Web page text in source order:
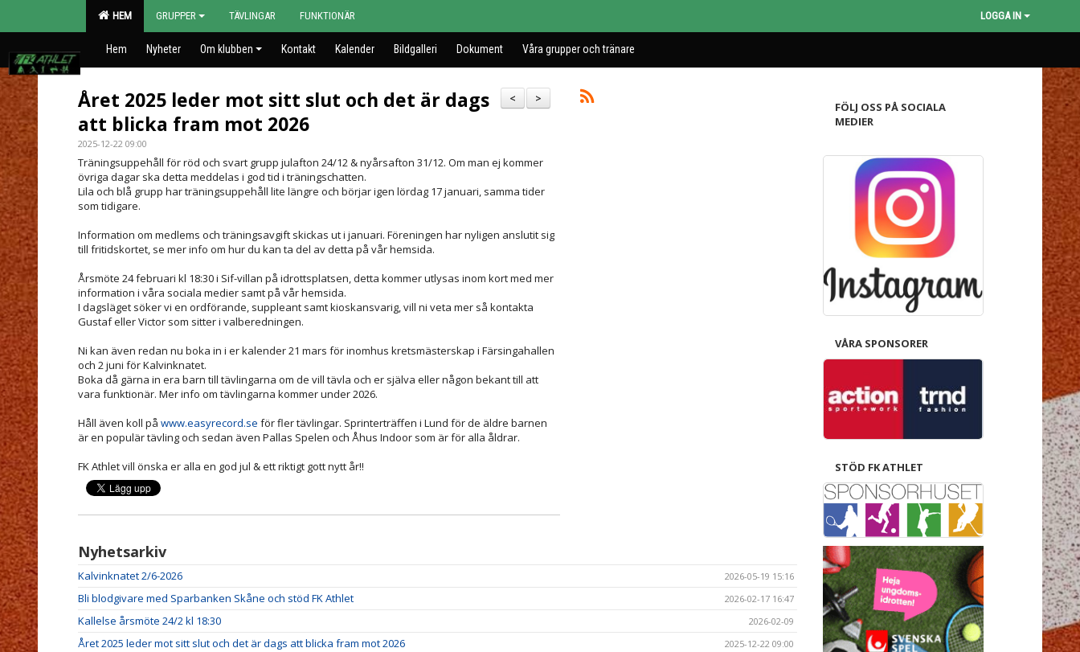
HEM GRUPPER TÄVLINGAR FUNKTIONÄR LOGGA IN
Hem Nyheter Om klubben Kontakt Kalender Bildgalleri Dokument Våra grupper och tränare
>
<
Året 2025 leder mot sitt slut och det är dags
att blicka fram mot 2026
2025-12-22 09:00
Träningsuppehåll för röd och svart grupp julafton 24/12 & nyårsafton 31/12. Om man ej kommer
övriga dagar ska detta meddelas i god tid i träningschatten.
Lila och blå grupp har träningsuppehåll lite längre och börjar igen lördag 17 januari, samma tider
som tidigare.
Information om medlems och träningsavgift skickas ut i januari. Föreningen har nyligen anslutit sig
till fritidskortet, se mer info om hur du kan ta del av detta på vår hemsida.
Årsmöte 24 februari kl 18:30 i Sif-villan på idrottsplatsen, detta kommer utlysas inom kort med mer
information i våra sociala medier samt på vår hemsida.
I dagsläget söker vi en ordförande, suppleant samt kioskansvarig, vill ni veta mer så kontakta
Gustaf eller Victor som sitter i valberedningen.
Ni kan även redan nu boka in i er kalender 21 mars för inomhus kretsmästerskap i Färsingahallen
och 2 juni för Kalvinknatet.
Boka då gärna in era barn till tävlingarna om de vill tävla och er själva eller någon bekant till att
vara funktionär. Mer info om tävlingarna kommer under 2026.
Håll även koll på www.easyrecord.se för fler tävlingar. Sprinterträffen i Lund för de äldre barnen
är en populär tävling och sedan även Pallas Spelen och Åhus Indoor som är för alla åldrar.
FK Athlet vill önska er alla en god jul & ett riktigt gott nytt år!!
Nyhetsarkiv
Kalvinknatet 2/6-2026 2026-05-19 15:16
Bli blodgivare med Sparbanken Skåne och stöd FK Athlet 2026-02-17 16:47
Kallelse årsmöte 24/2 kl 18:30 2026-02-09
Året 2025 leder mot sitt slut och det är dags att blicka fram mot 2026 2025-12-22 09:00
FÖLJ OSS PÅ SOCIALA
MEDIER
VÅRA SPONSORER
STÖD FK ATHLET